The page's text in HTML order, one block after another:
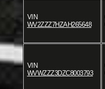
VIN
WV2ZZZ7HZAH265648
VIN
WVWZZZ3DZC8003793